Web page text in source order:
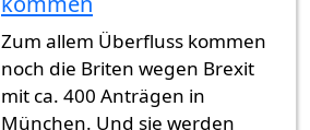
Zum allem Überfluss kommen
noch die Briten wegen Brexit
mit ca. 400 Anträgen in
München. Und sie werden